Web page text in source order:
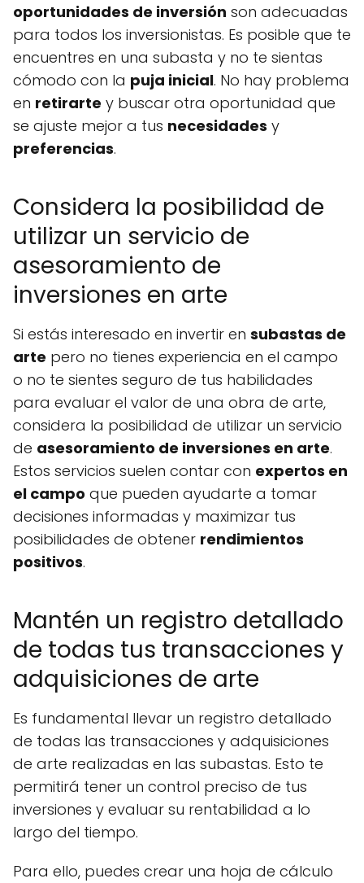
oportunidades de inversión son adecuadas
para todos los inversionistas. Es posible que te
encuentres en una subasta y no te sientas
cómodo con la puja inicial. No hay problema
en retirarte y buscar otra oportunidad que
se ajuste mejor a tus necesidades y
preferencias.
Considera la posibilidad de
utilizar un servicio de
asesoramiento de
inversiones en arte
Si estás interesado en invertir en subastas de
arte pero no tienes experiencia en el campo
o no te sientes seguro de tus habilidades
para evaluar el valor de una obra de arte,
considera la posibilidad de utilizar un servicio
de asesoramiento de inversiones en arte.
Estos servicios suelen contar con expertos en
el campo que pueden ayudarte a tomar
decisiones informadas y maximizar tus
posibilidades de obtener rendimientos
positivos.
Mantén un registro detallado
de todas tus transacciones y
adquisiciones de arte
Es fundamental llevar un registro detallado
de todas las transacciones y adquisiciones
de arte realizadas en las subastas. Esto te
permitirá tener un control preciso de tus
inversiones y evaluar su rentabilidad a lo
largo del tiempo.
Para ello, puedes crear una hoja de cálculo